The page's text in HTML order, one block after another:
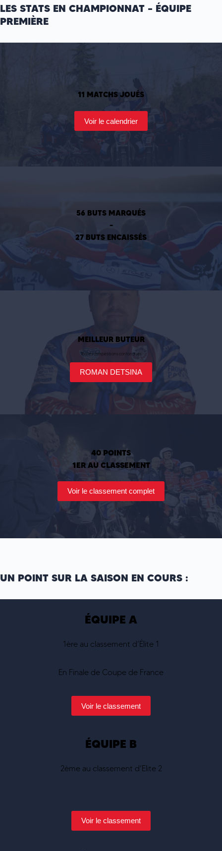
LES STATS EN CHAMPIONNAT – ÉQUIPE
PREMIÈRE
11 MATCHS JOUÉS
Voir le calendrier
56 BUTS MARQUÉS
–
27 BUTS ENCAISSÉS
MEILLEUR BUTEUR
Toutes compétitions confondues
ROMAN DETSINA
40 POINTS
1ER AU CLASSEMENT
Voir le classement complet
UN POINT SUR LA SAISON EN COURS :
ÉQUIPE A
1ère au classement d’Élite 1
En Finale de Coupe de France
Voir le classement
ÉQUIPE B
2ème au classement d’Elite 2
Voir le classement